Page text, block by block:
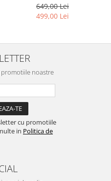
649,00 Lei
499,00 Lei
noastre
cu promotiile
in Politica de